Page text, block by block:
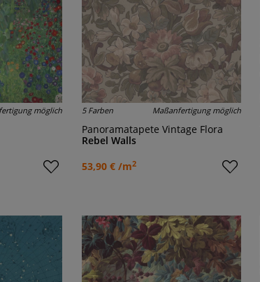
möglich 5 Farben Maßanfertigung möglich
Panoramatapete Vintage Flora
Rebel Walls
53,90 € /m2